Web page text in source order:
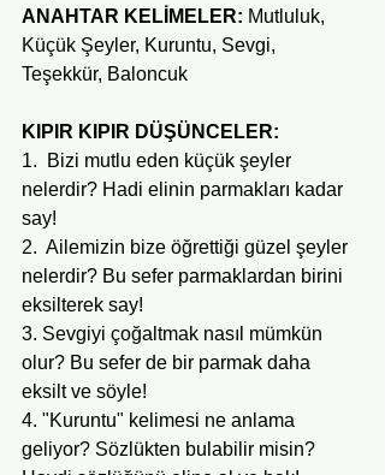
ANAHTAR KELİMELER: Mutluluk,
Küçük Şeyler, Kuruntu, Sevgi,
Teşekkür, Baloncuk
KIPIR KIPIR DÜŞÜNCELER:
1.  Bizi mutlu eden küçük şeyler
nelerdir? Hadi elinin parmakları kadar
say!
2.  Ailemizin bize öğrettiği güzel şeyler
nelerdir? Bu sefer parmaklardan birini
eksilterek say!
3. Sevgiyi çoğaltmak nasıl mümkün
olur? Bu sefer de bir parmak daha
eksilt ve söyle!
4. "Kuruntu" kelimesi ne anlama
geliyor? Sözlükten bulabilir misin?